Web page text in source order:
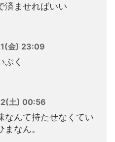
済ませればいい
金) 23:09
ぷく
土) 00:56
なんて持たせなくてい
なん。